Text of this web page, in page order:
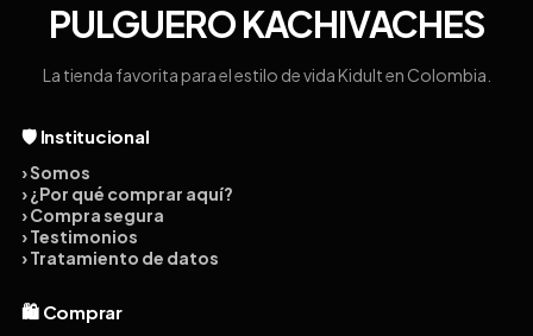
PULGUERO KACHIVACHES
La tienda favorita para el estilo de vida Kidult en Colombia.
🛡️ Institucional
› Somos
› ¿Por qué comprar aquí?
› Compra segura
› Testimonios
› Tratamiento de datos
🛍️ Comprar